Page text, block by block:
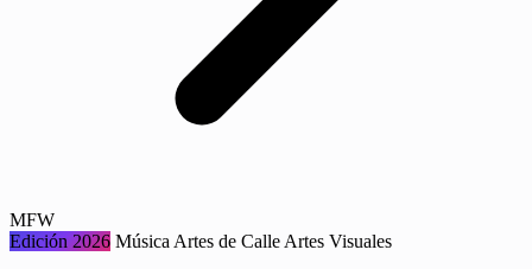
MFW
Edición 2026 Música Artes de Calle Artes Visuales